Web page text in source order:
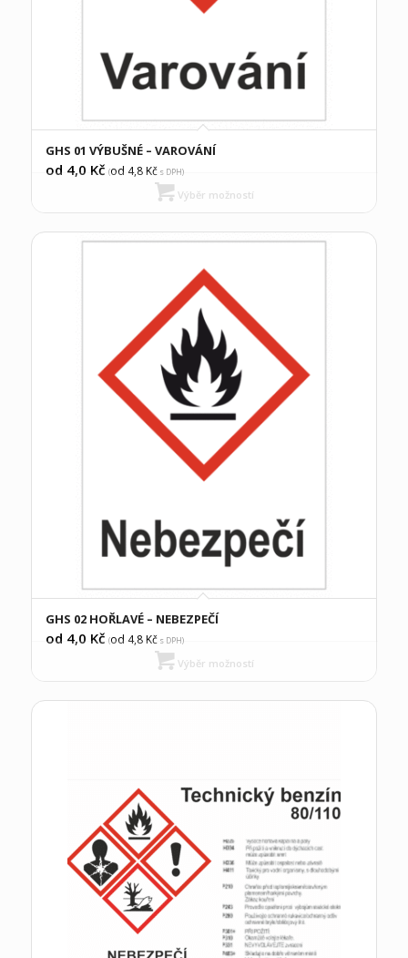
GHS 01 VÝBUŠNÉ – VAROVÁNÍ
od 4,0 Kč (od 4,8Kčs DPH)
Výběr možností
GHS 02 HOŘLAVÉ – NEBEZPEČÍ
od 4,0 Kč (od 4,8Kčs DPH)
Výběr možností